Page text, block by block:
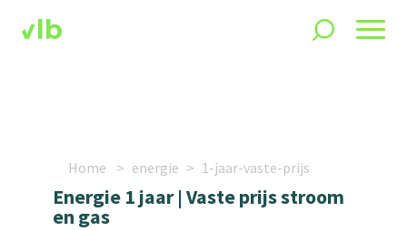
Home energie 1-jaar-vaste-prijs
Energie 1 jaar | Vaste prijs stroom
en gas